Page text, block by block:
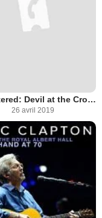
ReMastered: Devil at the Crossroads
26 avril 2019